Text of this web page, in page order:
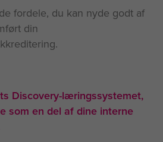
fordele, du kan nyde godt af
din
Discovery-læringssystemet,
som en del af dine interne